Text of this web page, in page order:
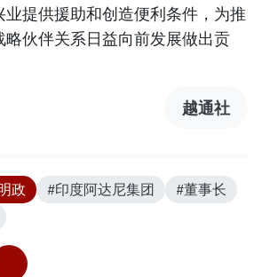
提供援助和创造便利条件，为推
伙伴关系日益向前发展做出贡
越通社
政 #印度阿达尼集团
#董事长